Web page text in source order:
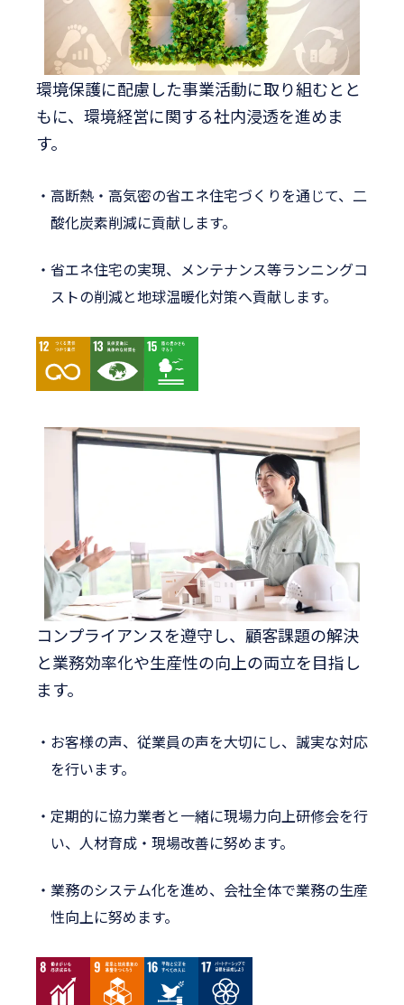
環境保護に配慮した事業活動に取り組むとと
もに、 環境経営に関する社内浸透を進めま
す。
高断熱・高気密の省エネ住宅づくりを通じて、 二
酸化炭素削減に貢献します。
省エネ住宅の実現、メンテナンス等ランニングコ
ストの削減と地球温暖化対策へ貢献します。
コンプライアンスを遵守し、顧客課題の解決
と業務効率化や生産性の向上の両立を目指し
ます。
お客様の声、従業員の声を大切にし、誠実な対応
を行います。
定期的に協力業者と一緒に現場力向上研修会を行
い、人材育成・ 現場改善に努めます。
業務のシステム化を進め、会社全体で業務の生産
性向上に努めます。